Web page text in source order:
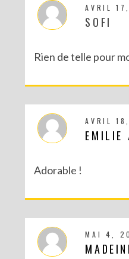
AVRIL
SOFI
Rien de telle pour
AVRIL
EMILIE
Adorable !
MAI 4,